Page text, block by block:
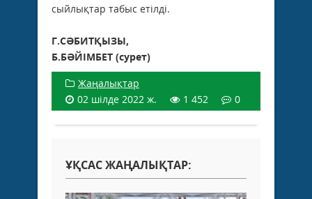
сыйлықтар табыс етілді.
Г.СӘБИТҚЫЗЫ,
Б.БӘЙІМБЕТ (сурет)
Жаңалықтар
02 шілде 2022 ж.
1 452 0
ҰҚСАС ЖАҢАЛЫҚТАР: